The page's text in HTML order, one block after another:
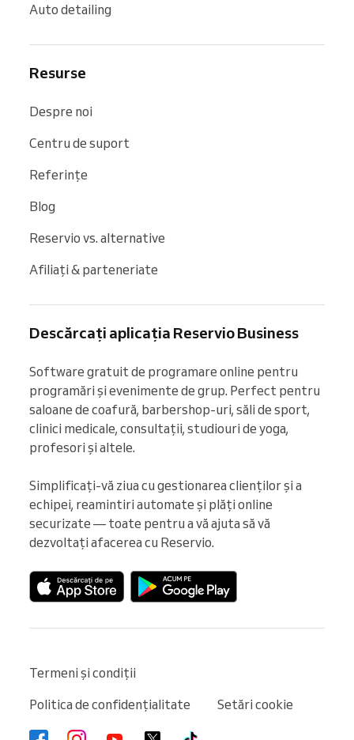
Auto detailing
Resurse
Despre noi
Centru de suport
Referințe
Blog
Reservio vs. alternative
Afiliați & parteneriate
Descărcați aplicația Reservio Business
Software gratuit de programare online pentru
programări și evenimente de grup. Perfect pentru
saloane de coafură, barbershop-uri, săli de sport,
clinici medicale, consultații, studiouri de yoga,
profesori și altele.
Simplificați-vă ziua cu gestionarea clienților și a
echipei, reamintiri automate și plăți online
securizate — toate pentru a vă ajuta să vă
dezvoltați afacerea cu Reservio.
Termeni și condiții
Politica de confidențialitate
Setări cookie